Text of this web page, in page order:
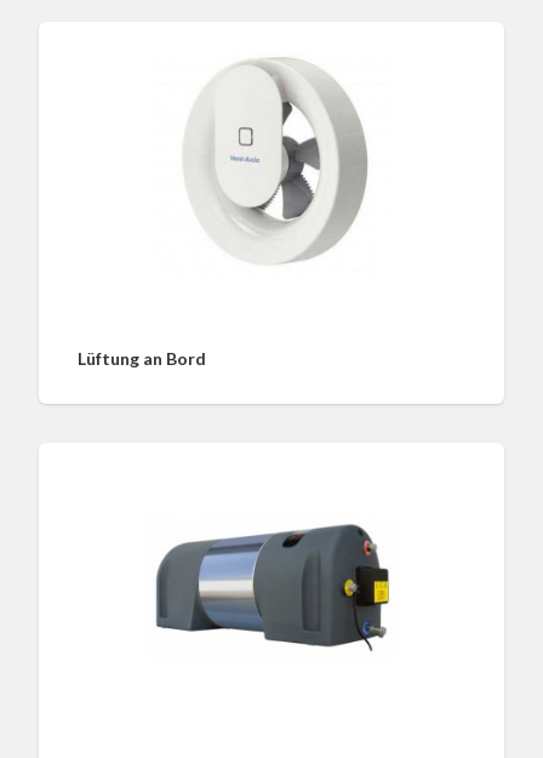
Lüftung an Bord